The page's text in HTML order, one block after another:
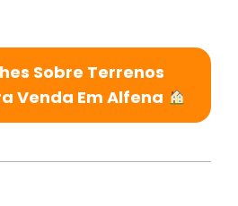
Sobre Terrenos
Venda Em Alfena